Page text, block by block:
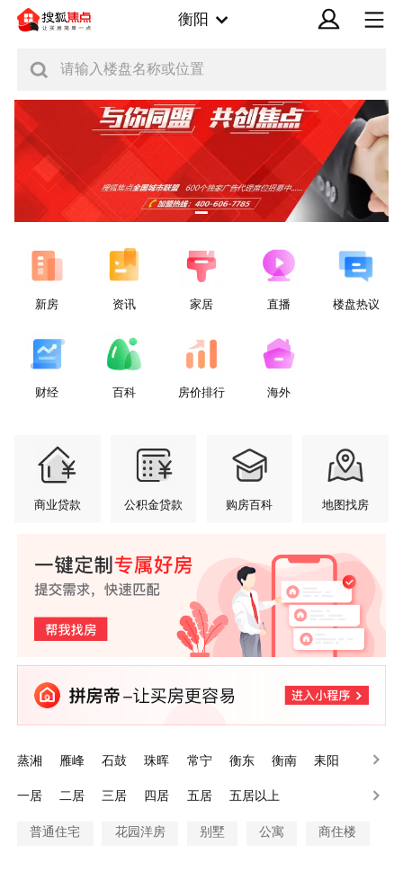
衡阳
请输入楼盘名称或位置
新房 资讯 家居 直播 楼盘热议
财经 百科 房价排行 海外
商业贷款 公积金贷款 购房百科 地图找房
蒸湘 雁峰 石鼓 珠晖 常宁 衡东 衡南
耒阳
一居
二居 三居 四居 五居 五居以上
普通住宅 花园洋房 别墅 公寓 商住楼